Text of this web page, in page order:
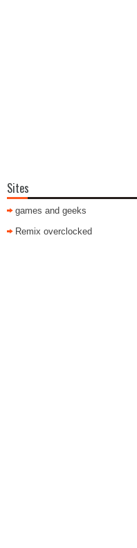
Sites
games and geeks
Remix overclocked